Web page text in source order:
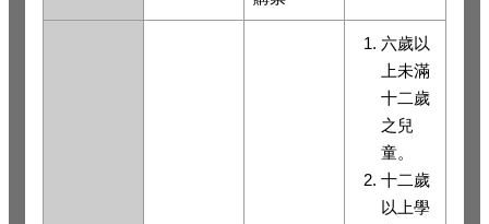
六歲以
上未滿
十二歲
之兒
童。
十二歲
以上學